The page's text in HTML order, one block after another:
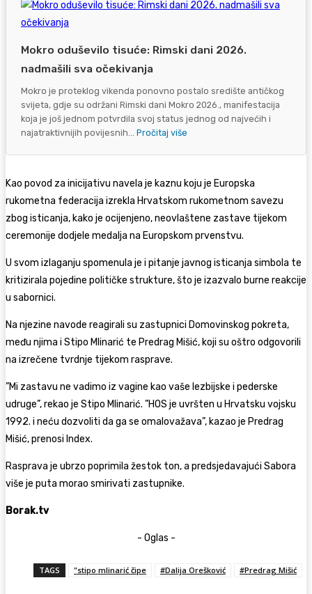
Mokro oduševilo tisuće: Rimski dani 2026.
nadmašili sva očekivanja
Mokro je proteklog vikenda ponovno postalo središte antičkog
svijeta, gdje su održani Rimski dani Mokro 2026., manifestacija
koja je još jednom potvrdila svoj status jednog od najvećih i
najatraktivnijih povijesnih... Pročitaj više
Kao povod za inicijativu navela je kaznu koju je Europska
rukometna federacija izrekla Hrvatskom rukometnom savezu
zbog isticanja, kako je ocijenjeno, neovlaštene zastave tijekom
ceremonije dodjele medalja na Europskom prvenstvu.
U svom izlaganju spomenula je i pitanje javnog isticanja simbola te
kritizirala pojedine političke strukture, što je izazvalo burne reakcije
u sabornici.
Na njezine navode reagirali su zastupnici Domovinskog pokreta,
među njima i Stipo Mlinarić te Predrag Mišić, koji su oštro odgovorili
na izrečene tvrdnje tijekom rasprave.
”Mi zastavu ne vadimo iz vagine kao vaše lezbijske i pederske
udruge”, rekao je Stipo Mlinarić. ”HOS je uvršten u Hrvatsku vojsku
1992. i neću dozvoliti da ga se omalovažava”, kazao je Predrag
Mišić, prenosi Index.
Rasprava je ubrzo poprimila žestok ton, a predsjedavajući Sabora
više je puta morao smirivati zastupnike.
Borak.tv
- Oglas -
TAGS "stipo mlinarić čipe #Dalija Orešković #Predrag Mišić